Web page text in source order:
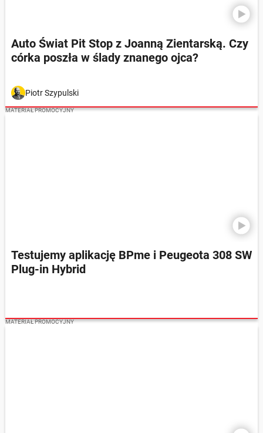
Auto Świat Pit Stop z Joanną Zientarską. Czy
córka poszła w ślady znanego ojca?
Piotr Szypulski
MATERIAŁ PROMOCYJNY
Testujemy aplikację BPme i Peugeota 308 SW
Plug-in Hybrid
MATERIAŁ PROMOCYJNY